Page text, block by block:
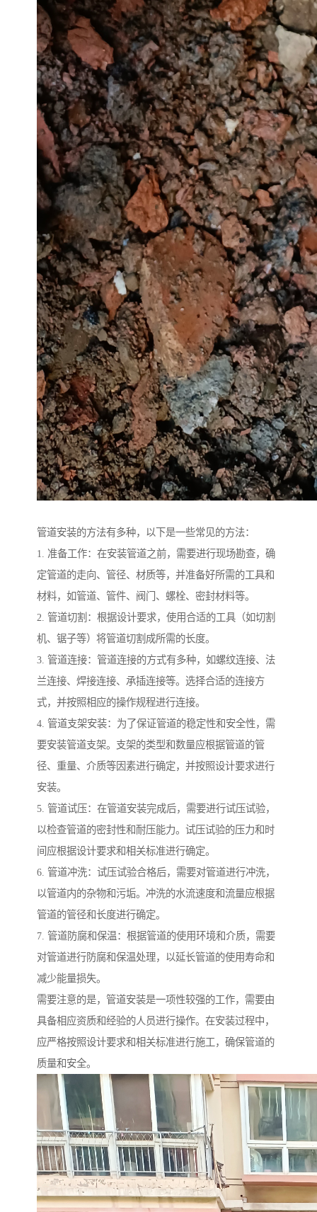
管道安装的方法有多种，以下是一些常见的方法：
1. 准备工作：在安装管道之前，需要进行现场勘查，确
定管道的走向、管径、材质等，并准备好所需的工具和
材料，如管道、管件、阀门、螺栓、密封材料等。
2. 管道切割：根据设计要求，使用合适的工具（如切割
机、锯子等）将管道切割成所需的长度。
3. 管道连接：管道连接的方式有多种，如螺纹连接、法
兰连接、焊接连接、承插连接等。选择合适的连接方
式，并按照相应的操作规程进行连接。
4. 管道支架安装：为了保证管道的稳定性和安全性，需
要安装管道支架。支架的类型和数量应根据管道的管
径、重量、介质等因素进行确定，并按照设计要求进行
安装。
5. 管道试压：在管道安装完成后，需要进行试压试验，
以检查管道的密封性和耐压能力。试压试验的压力和时
间应根据设计要求和相关标准进行确定。
6. 管道冲洗：试压试验合格后，需要对管道进行冲洗，
以管道内的杂物和污垢。冲洗的水流速度和流量应根据
管道的管径和长度进行确定。
7. 管道防腐和保温：根据管道的使用环境和介质，需要
对管道进行防腐和保温处理，以延长管道的使用寿命和
减少能量损失。
需要注意的是，管道安装是一项性较强的工作，需要由
具备相应资质和经验的人员进行操作。在安装过程中，
应严格按照设计要求和相关标准进行施工，确保管道的
质量和安全。